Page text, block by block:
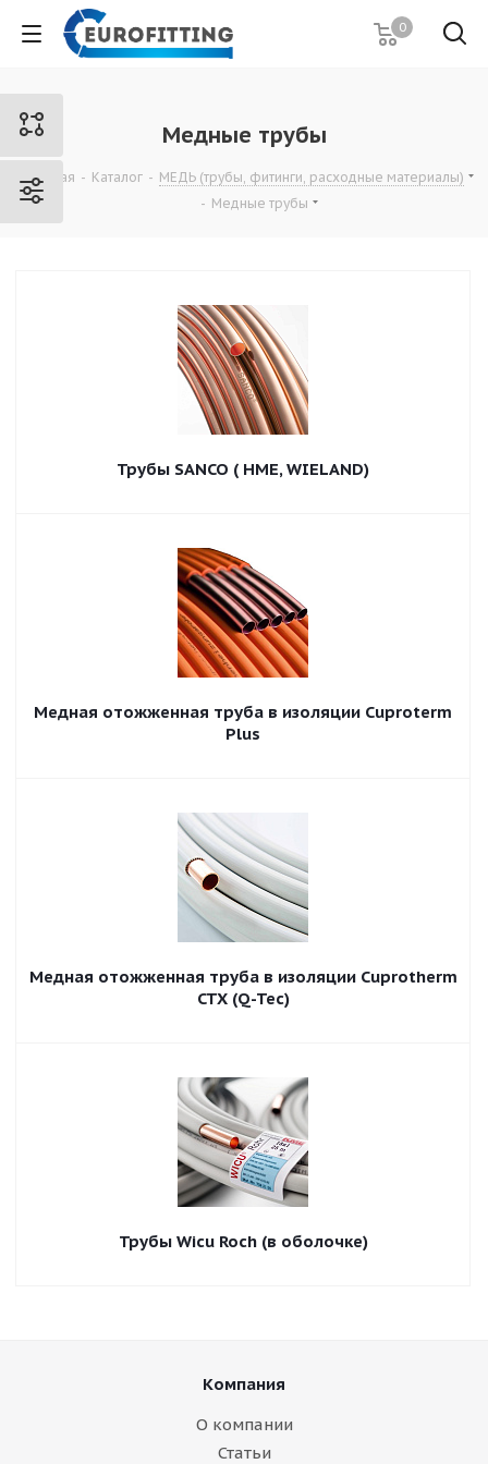
0
Медные трубы
Главная - Каталог - МЕДЬ (трубы, фитинги, расходные материалы)
- Медные трубы
Трубы SANCO ( HME, WIELAND)
Медная отожженная труба в изоляции Сuproterm
Plus
Медная отожженная труба в изоляции Сuprotherm
CTX (Q-Tec)
Трубы Wicu Roch (в оболочке)
Компания
О компании
Статьи